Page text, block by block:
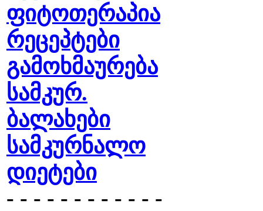
ფიტოთერაპია
რეცეპტები
გამოხმაურება
სამკურ.
ბალახები
სამკურნალო
დიეტები
- - - - - - - - - - - -